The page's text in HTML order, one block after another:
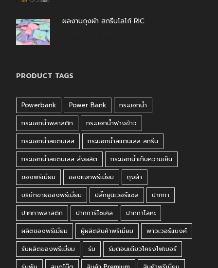
ผลงานถุงผ้า สกรีนโลโก้ RIC
PRODUCT TAGS
Powerbank Power Bank
กระบอกน้ำ
กระบอกน้ำพลาสติก
กระบอกน้ำฟางข้าว
กระบอกน้ำสแตนเลส
กระบอกน้ำสแตนเลส สกรีน
กระบอกน้ำสแตนเลส สั่งผลิต
กระบอกน้ำเก็บความเย็น
ของพรีเมี่ยม
ของแจกพรีเมี่ยม
ถุงผ้า
บริษัทขายของพรีเมี่ยม
ปลั๊กยูนิเวอร์แซล
ปากกา
ปากกาพลาสติก
ปากการีไซเคิล
ปากกาโลหะ
ผลิตของพรีเมี่ยม
ผู้ผลิตสินค้าพรีเมี่ยม
พาวเวอร์แบงค์
รับผลิตของพรีเมี่ยม
ร่ม
ร่มตอนเดียวโครงไฟเบอร์